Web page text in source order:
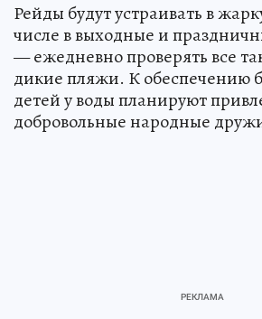
Рейды будут устраивать в
числе в выходные и
— ежедневно проверять все
дикие пляжи. К обеспечению
детей у воды планируют
добровольные народные